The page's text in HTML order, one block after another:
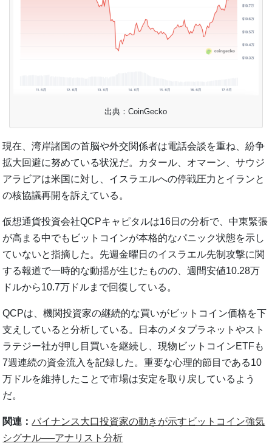
出典：CoinGecko
現在、湾岸諸国の首脳や外交関係者は電話会談を重ね、紛争
拡大回避に努めている状況だ。カタール、オマーン、サウジ
アラビアは米国に対し、イスラエルへの停戦圧力とイランと
の核協議再開を訴えている。
仮想通貨投資会社QCPキャピタルは16日の分析で、中東緊張
が高まる中でもビットコインが本格的なパニック状態を示し
ていないと指摘した。先週金曜日のイスラエル先制攻撃に関
する報道で一時的な動揺が生じたものの、週間安値10.28万
ドルから10.7万ドルまで回復している。
QCPは、機関投資家の継続的な買いがビットコイン価格を下
支えしていると分析している。日本のメタプラネットやスト
ラテジー社が押し目買いを継続し、現物ビットコインETFも
7週連続の資金流入を記録した。重要な心理的節目である10
万ドルを維持したことで市場は安定を取り戻しているよう
だ。
関連：バイナンス大口投資家の動きが示すビットコイン強気
シグナル──アナリスト分析